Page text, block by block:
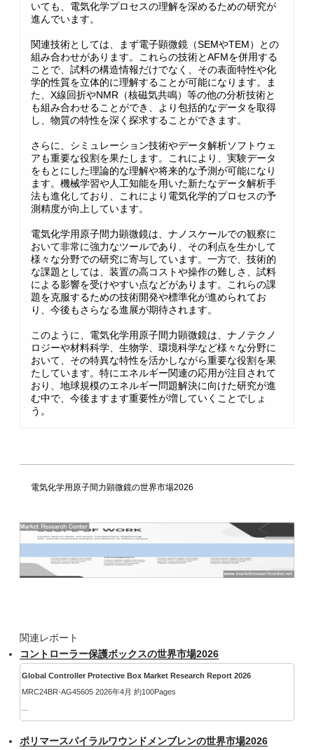
いても、電気化学プロセスの理解を深めるための研究が
進んでいます。
関連技術としては、まず電子顕微鏡（SEMやTEM）との
組み合わせがあります。これらの技術とAFMを併用する
ことで、試料の構造情報だけでなく、その表面特性や化
学的性質を立体的に理解することが可能になります。ま
た、X線回折やNMR（核磁気共鳴）等の他の分析技術と
も組み合わせることができ、より包括的なデータを取得
し、物質の特性を深く探求することができます。
さらに、シミュレーション技術やデータ解析ソフトウェ
アも重要な役割を果たします。これにより、実験データ
をもとにした理論的な理解や将来的な予測が可能になり
ます。機械学習や人工知能を用いた新たなデータ解析手
法も進化しており、これにより電気化学的プロセスの予
測精度が向上しています。
電気化学用原子間力顕微鏡は、ナノスケールでの観察に
おいて非常に強力なツールであり、その利点を生かして
様々な分野での研究に寄与しています。一方で、技術的
な課題としては、装置の高コストや操作の難しさ、試料
による影響を受けやすい点などがあります。これらの課
題を克服するための技術開発や標準化が進められてお
り、今後もさらなる進展が期待されます。
このように、電気化学用原子間力顕微鏡は、ナノテクノ
ロジーや材料科学、生物学、環境科学など様々な分野に
おいて、その特異な特性を活かしながら重要な役割を果
たしています。特にエネルギー関連の応用が注目されて
おり、地球規模のエネルギー問題解決に向けた研究が進
む中で、今後ますます重要性が増していくことでしょ
う。
電気化学用原子間力顕微鏡の世界市場2026
関連レポート
コントローラー保護ボックスの世界市場2026
Global Controller Protective Box Market Research Report 2026
MRC24BR-AG45605 2026年4月 約100Pages
ポリマースパイラルワウンドメンブレンの世界市場2026